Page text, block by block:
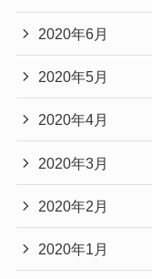
2020年6月
2020年5月
2020年4月
2020年3月
2020年2月
2020年1月